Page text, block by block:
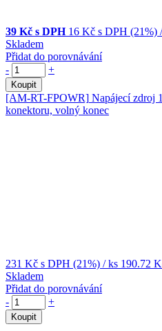
39 Kč s DPH 16 Kč s DPH (21%)
Skladem
Přidat do porovnávání
-
+
Koupit
[AM-RT-FPOWR] Napájecí zdroj
konektoru, volný konec
231 Kč s DPH (21%) / ks 190.72
Skladem
Přidat do porovnávání
-
+
Koupit